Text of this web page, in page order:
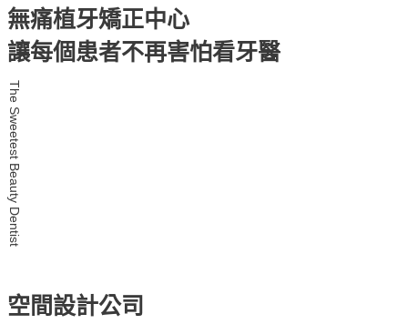
無痛植牙矯正中⼼
讓每個患者不再害怕看牙醫
The Sweetest Beauty Dentist
空間設計公司